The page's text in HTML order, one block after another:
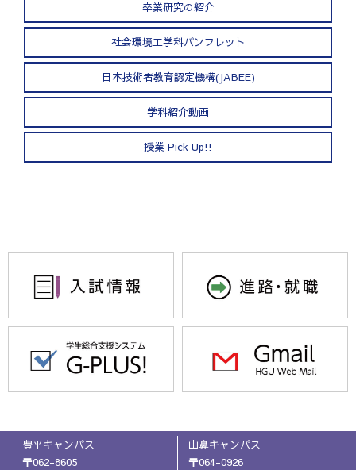
卒業研究の紹介
社会環境工学科パンフレット
日本技術者教育認定機構(JABEE)
学科紹介動画
授業 Pick Up!!
豊平キャンパス
〒062-8605
山鼻キャンパス
〒064-0926